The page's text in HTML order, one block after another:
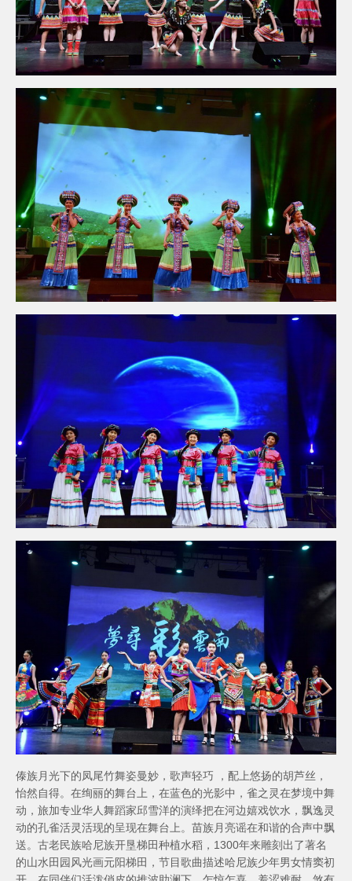
傣族月光下的凤尾竹舞姿曼妙，歌声轻巧 ，配上悠扬的胡芦丝，
怡然自得。在绚丽的舞台上，在蓝色的光影中，雀之灵在梦境中舞
动，旅加专业华人舞蹈家邱雪洋的演绎把在河边嬉戏饮水，飘逸灵
动的孔雀活灵活现的呈现在舞台上。苗族月亮谣在和谐的合声中飘
送。古老民族哈尼族开垦梯田种植水稻，1300年来雕刻出了著名
的山水田园风光画元阳梯田，节目歌曲描述哈尼族少年男女情窦初